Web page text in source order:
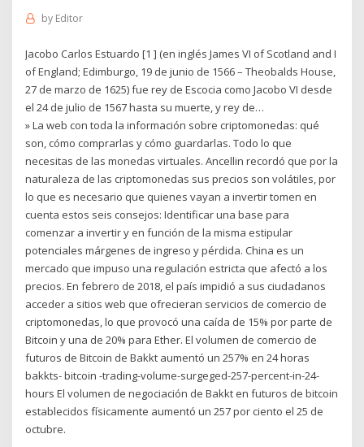
by Editor
Jacobo Carlos Estuardo [1 ] (en inglés James VI of Scotland and I
of England; Edimburgo, 19 de junio de 1566 – Theobalds House,
27 de marzo de 1625) fue rey de Escocia como Jacobo VI desde
el 24 de julio de 1567 hasta su muerte, y rey de…
» La web con toda la información sobre criptomonedas: qué
son, cómo comprarlas y cómo guardarlas. Todo lo que
necesitas de las monedas virtuales. Ancellin recordó que por la
naturaleza de las criptomonedas sus precios son volátiles, por
lo que es necesario que quienes vayan a invertir tomen en
cuenta estos seis consejos: Identificar una base para
comenzar a invertir y en función de la misma estipular
potenciales márgenes de ingreso y pérdida. China es un
mercado que impuso una regulación estricta que afectó a los
precios. En febrero de 2018, el país impidió a sus ciudadanos
acceder a sitios web que ofrecieran servicios de comercio de
criptomonedas, lo que provocó una caída de 15% por parte de
Bitcoin y una de 20% para Ether. El volumen de comercio de
futuros de Bitcoin de Bakkt aumentó un 257% en 24 horas
bakkts- bitcoin -trading-volume-surgeged-257-percent-in-24-
hours El volumen de negociación de Bakkt en futuros de bitcoin
establecidos físicamente aumentó un 257 por ciento el 25 de
octubre.